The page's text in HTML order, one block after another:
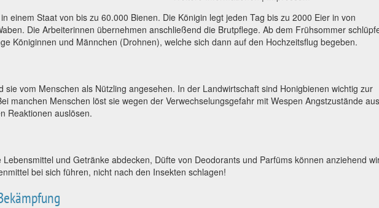
einem Staat von bis zu 60.000 Bienen. Die Königin legt jeden Tag bis zu 2000 Eier in von
Die Arbeiterinnen übernehmen anschließend die Brutpflege. Ab dem Frühsommer
Königinnen und Männchen (Drohnen), welche sich dann auf den Hochzeitsflug begeben.
sie vom Menschen als Nützling angesehen. In der Landwirtschaft sind Honigbienen wichtig zur
manchen Menschen löst sie wegen der Verwechselungsgefahr mit Wespen Angstzustände
Reaktionen auslösen.
und Getränke abdecken, Düfte von Deodorants und Parfüms können anziehend
bei sich führen, nicht nach den Insekten schlagen!